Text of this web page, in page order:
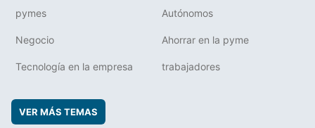
pymes Autónomos
Negocio Ahorrar en la pyme
Tecnología en la empresa trabajadores
VER MÁS TEMAS